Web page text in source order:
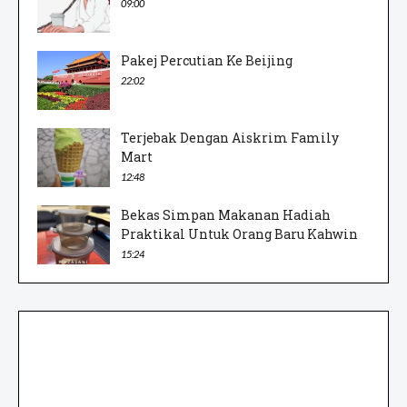
09:00
Pakej Percutian Ke Beijing
22:02
Terjebak Dengan Aiskrim Family
Mart
12:48
Bekas Simpan Makanan Hadiah
Praktikal Untuk Orang Baru Kahwin
15:24